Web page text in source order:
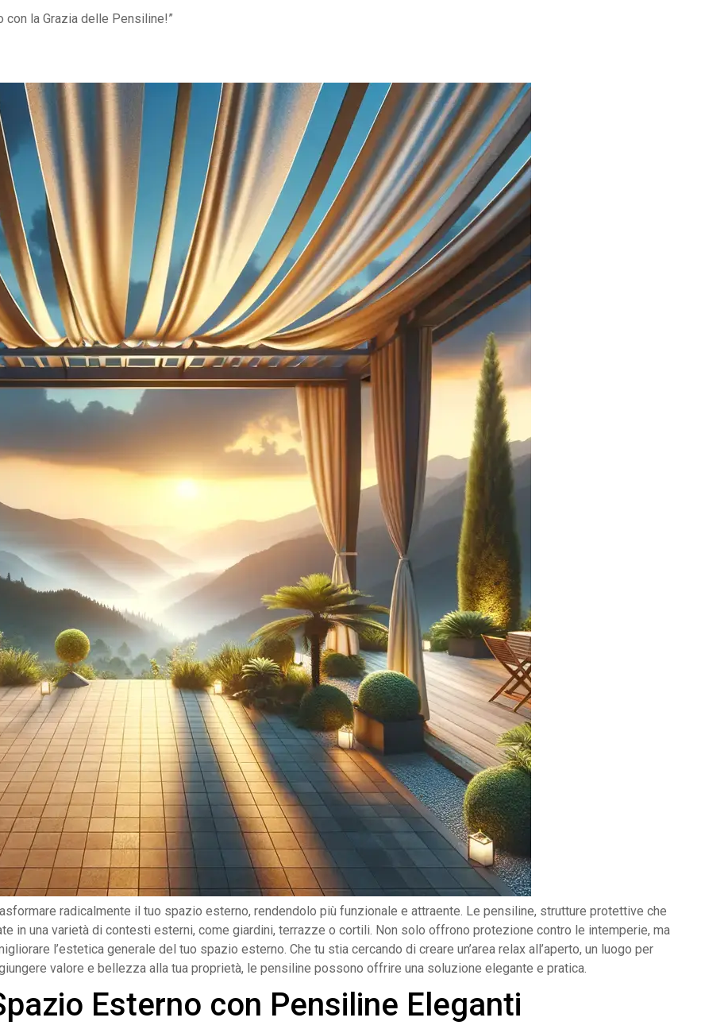
con la Grazia delle Pensiline!”
radicalmente il tuo spazio esterno, rendendolo più funzionale e attraente. Le pensiline, strutture protettive che
in una varietà di contesti esterni, come giardini, terrazze o cortili. Non solo offrono protezione contro le intemperie, ma
l’estetica generale del tuo spazio esterno. Che tu stia cercando di creare un’area relax all’aperto, un luogo per
valore e bellezza alla tua proprietà, le pensiline possono offrire una soluzione elegante e pratica.
Esterno con Pensiline Eleganti